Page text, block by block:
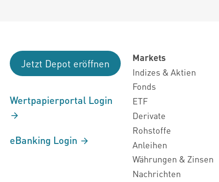
Jetzt Depot eröffnen
Wertpapierportal Login
eBanking Login
Markets
Indizes & Aktien
Fonds
ETF
Derivate
Rohstoffe
Anleihen
Währungen & Zinsen
Nachrichten